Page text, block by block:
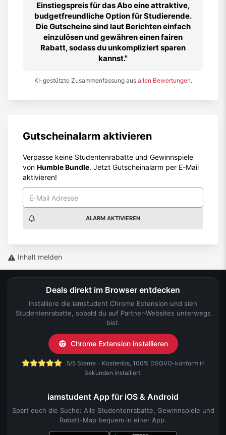
Einstiegspreis für das Abo eine attraktive,
budgetfreundliche Option für Studierende.
Die Gutscheine sind laut Berichten einfach
einzulösen und gewähren einen fairen
Rabatt, sodass du unkompliziert sparen
kannst.
KI-gestützte Zusammenfassung aus allen Bewertungen.
Gutscheinalarm aktivieren
Verpasse keine Studentenrabatte und Gewinnspiele
von Humble Bundle. Jetzt Gutscheinalarm per E-Mail
aktivieren!
ALARM AKTIVIEREN
Inhalt melden
Deals direkt im Browser entdecken
Installiere die iamstudent Chrome Extension und sieh
Studentenrabatte, sobald du auf Partner-Websites unterwegs
bist.
Chrome Extension installieren
5/5 Sterne - Kostenlos, 100% DSGVO-konform in
Sekunden installiert.
iamstudent App für iOS & Android
Spart euch die Suche: Alle Studentenrabatte, Gewinnspiele und
Rabatt-Map bequem in einer App.